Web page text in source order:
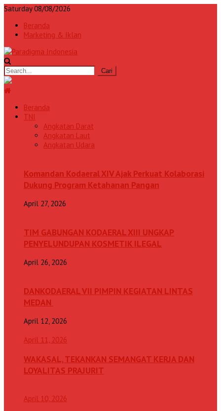
Saturday 08/08/2026
Beranda
Marketing & Iklan
Beranda
TNI
Angkatan Darat
Angkatan Laut
Angkatan Udara
Komandan Kodaeral XIV Ajak Perkuat Kolaborasi
Dukung Program Ketahanan Pangan
April 27, 2026
TIM GABUNGAN KODAERAL XIII UNGKAP
PENYELUNDUPAN KOSMETIK ILEGAL
April 26, 2026
DANKODAERAL VII PIMPIN KEGIATAN LINTAS
MEDAN
April 12, 2026
April 11, 2026
WAKASAL, TEKANKAN SEMANGAT KERJA DAN
LOYALITAS PRAJURIT
April 10, 2026